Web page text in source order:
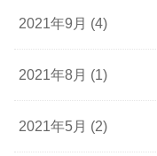
2021年9月 (4)
2021年8月 (1)
2021年5月 (2)